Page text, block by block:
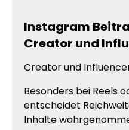
Instagram
Creator und
Creator und
Besonders bei Reels
entscheidet
Inhalte